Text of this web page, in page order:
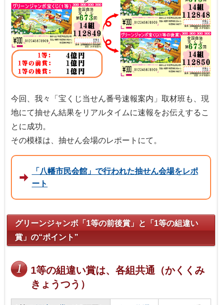
今回、我々「宝くじ当せん番号速報案内」取材班も、現
地にて抽せん結果をリアルタイムに速報をお伝えするこ
とに成功。
その模様は、抽せん会場のレポートにて。
「八幡市民会館」で行われた抽せん会場をレポ
ート
グリーンジャンボ「1等の前後賞」と「1等の組違い
賞」の“ポイント”
1等の組違い賞は、各組共通（かくくみ
きょうつう）